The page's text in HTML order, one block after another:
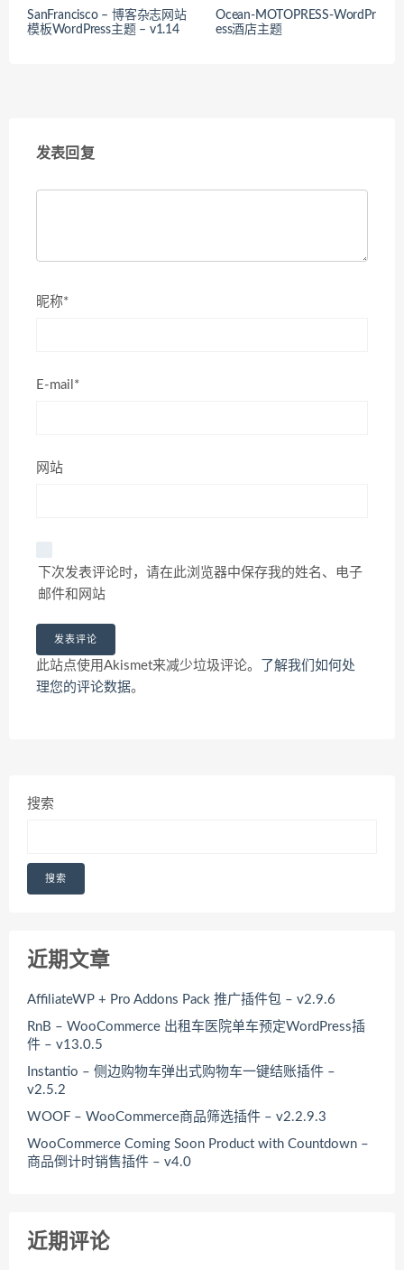
SanFrancisco – 博客杂志网站
模板WordPress主题 – v1.14
Ocean-MOTOPRESS-WordPr
ess酒店主题
发表回复
昵称*
E-mail*
网站
下次发表评论时，请在此浏览器中保存我的姓名、电子
邮件和网站
此站点使用Akismet来减少垃圾评论。
了解我们如何处
理您的评论数据。
搜索
搜索
近期文章
AffiliateWP + Pro Addons Pack 推广插件包 – v2.9.6
RnB – WooCommerce 出租车医院单车预定WordPress插
件 – v13.0.5
Instantio – 侧边购物车弹出式购物车一键结账插件 –
v2.5.2
WOOF – WooCommerce商品筛选插件 – v2.2.9.3
WooCommerce Coming Soon Product with Countdown –
商品倒计时销售插件 – v4.0
近期评论